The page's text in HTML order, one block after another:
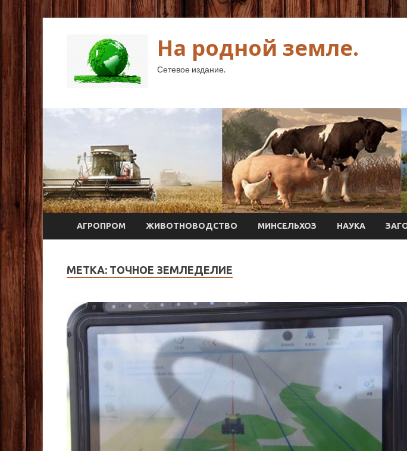
На родной земле.
Сетевое издание.
АГРОПРОМ ЖИВОТНОВОДСТВО МИНСЕЛЬХОЗ НАУКА
МЕТКА: ТОЧНОЕ ЗЕМЛЕДЕЛИЕ